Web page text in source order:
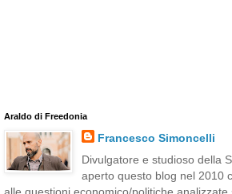
Araldo di Freedonia
Francesco Simoncelli
Divulgatore e studioso della
aperto questo blog nel 2010